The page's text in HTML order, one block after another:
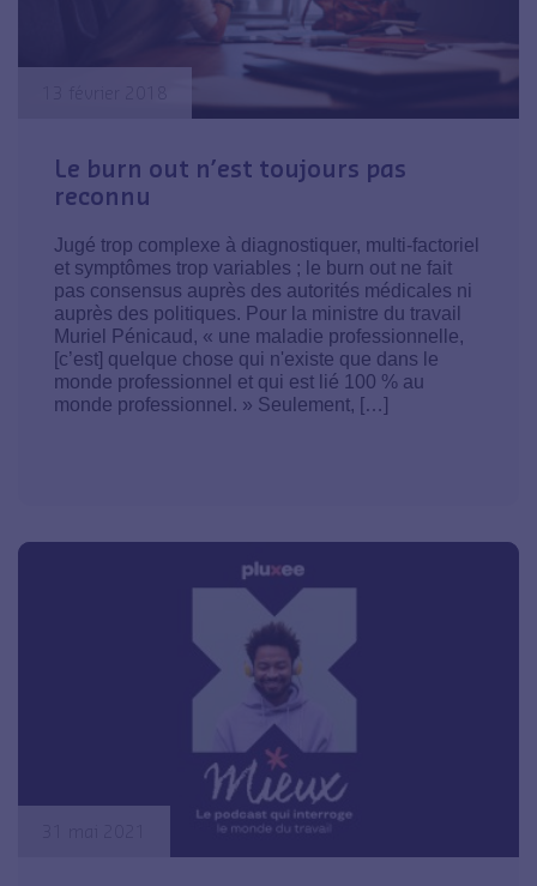
Le burn out n’est toujours pas
reconnu
Jugé trop complexe à diagnostiquer, multi-factoriel
et symptômes trop variables ; le burn out ne fait
pas consensus auprès des autorités médicales ni
auprès des politiques. Pour la ministre du travail
Muriel Pénicaud, « une maladie professionnelle,
[c’est] quelque chose qui n'existe que dans le
monde professionnel et qui est lié 100 % au
monde professionnel. » Seulement, […]